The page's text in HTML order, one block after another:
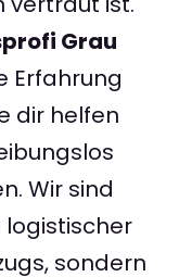
Grau
Erfahrung
dir helfen
Wir sind
logistischer
sondern